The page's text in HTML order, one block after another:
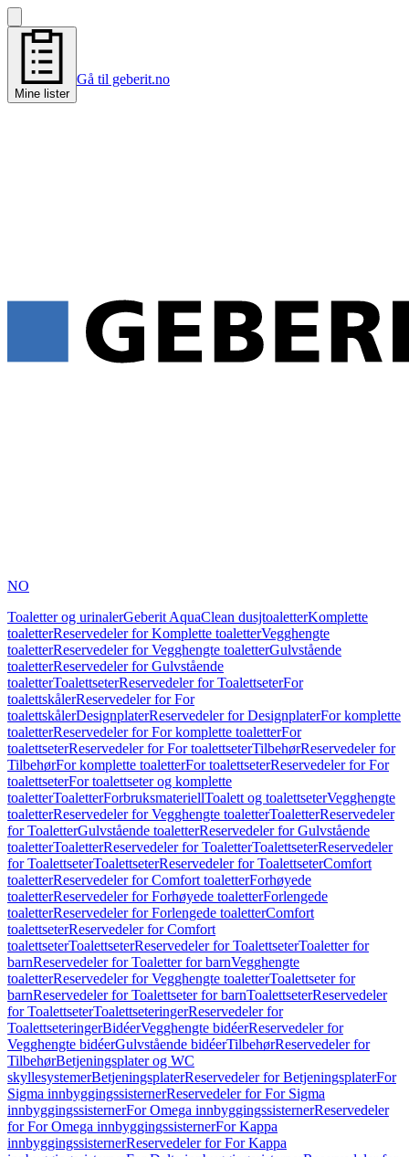
Mine lister
Gå til geberit.no
NO
Toaletter og urinalerGeberit AquaClean dusjtoaletterKomplette
toaletterReservedeler for Komplette toaletterVegghengte
toaletterReservedeler for Vegghengte toaletterGulvstående
toaletterReservedeler for Gulvstående
toaletterToalettseterReservedeler for ToalettseterFor
toalettskålerReservedeler for For
toalettskålerDesignplaterReservedeler for DesignplaterFor komplette
toaletterReservedeler for For komplette toaletterFor
toalettseterReservedeler for For toalettseterTilbehørReservedeler for
TilbehørFor komplette toaletterFor toalettseterReservedeler for For
toalettseterFor toalettseter og komplette
toaletterToaletterForbruksmateriellToalett og toalettseterVegghengte
toaletterReservedeler for Vegghengte toaletterToaletterReservedeler
for ToaletterGulvstående toaletterReservedeler for Gulvstående
toaletterToaletterReservedeler for ToaletterToalettseterReservedeler
for ToalettseterToalettseterReservedeler for ToalettseterComfort
toaletterReservedeler for Comfort toaletterForhøyede
toaletterReservedeler for Forhøyede toaletterForlengede
toaletterReservedeler for Forlengede toaletterComfort
toalettseterReservedeler for Comfort
toalettseterToalettseterReservedeler for ToalettseterToaletter for
barnReservedeler for Toaletter for barnVegghengte
toaletterReservedeler for Vegghengte toaletterToalettseter for
barnReservedeler for Toalettseter for barnToalettseterReservedeler
for ToalettseterToalettseteringerReservedeler for
ToalettseteringerBidéerVegghengte bidéerReservedeler for
Vegghengte bidéerGulvstående bidéerTilbehørReservedeler for
TilbehørBetjeningsplater og WC
skyllesystemerBetjeningsplaterReservedeler for BetjeningsplaterFor
Sigma innbyggingssisternerReservedeler for For Sigma
innbyggingssisternerFor Omega innbyggingssisternerReservedeler
for For Omega innbyggingssisternerFor Kappa
innbyggingssisternerReservedeler for For Kappa